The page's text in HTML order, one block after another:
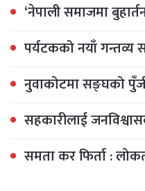
‘नेपाली समाजमा
पर्यटकको नयाँ गन्तव्य
नुवाकोटमा सङ्घको
सहकारीलाई
समता कर फिर्ता :